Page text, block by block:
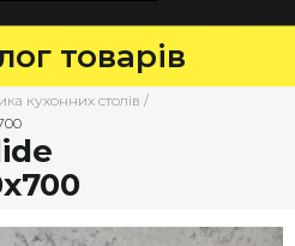
товарів
кухонних столів /